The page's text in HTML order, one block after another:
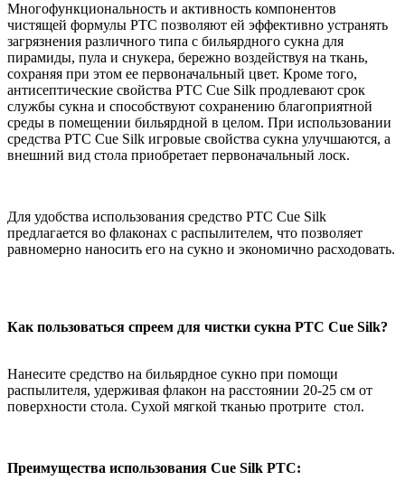
Многофункциональность и активность компонентов
чистящей формулы PTC позволяют ей эффективно устранять
загрязнения различного типа с бильярдного сукна для
пирамиды, пула и снукера, бережно воздействуя на ткань,
сохраняя при этом ее первоначальный цвет. Кроме того,
антисептические свойства PTC Cue Silk продлевают срок
службы сукна и способствуют сохранению благоприятной
среды в помещении бильярдной в целом. При использовании
средства PTC Cue Silk игровые свойства сукна улучшаются, а
внешний вид стола приобретает первоначальный лоск.
Для удобства использования средство PTC Cue Silk
предлагается во флаконах с распылителем, что позволяет
равномерно наносить его на сукно и экономично расходовать.
Как пользоваться спреем для чистки сукна PTC Cue Silk?
Нанесите средство на бильярдное сукно при помощи
распылителя, удерживая флакон на расстоянии 20-25 см от
поверхности стола. Сухой мягкой тканью протрите стол.
Преимущества использования Cue Silk PTC: